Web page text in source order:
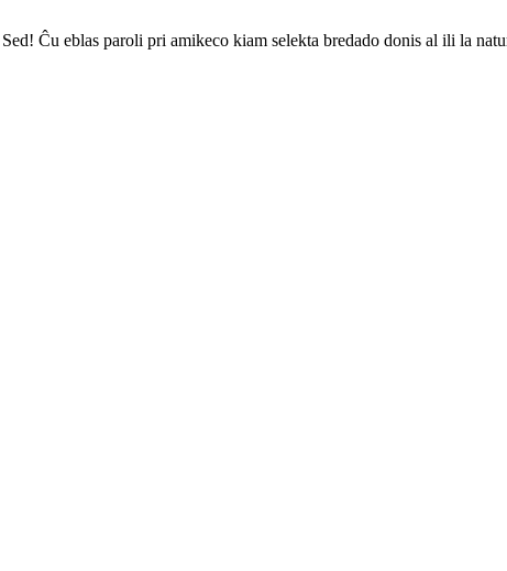
Ĉu eblas paroli pri amikeco kiam selekta bredado donis al ili la